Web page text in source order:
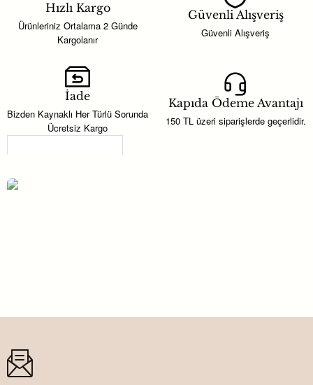
Hızlı Kargo
Ürünleriniz Ortalama 2 Günde
Kargolanır
Güvenli Alışveriş
Güvenli Alışveriş
İade
Bizden Kaynaklı Her Türlü Sorunda
Ücretsiz Kargo
Kapıda Ödeme Avantajı
150 TL üzeri siparişlerde geçerlidir.